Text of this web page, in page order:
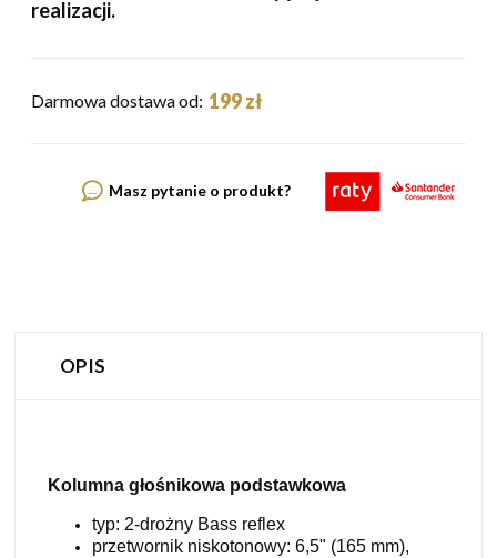
realizacji.
Darmowa dostawa od: 199 zł
Masz pytanie o produkt?
OPIS
Kolumna głośnikowa podstawkowa
typ: 2-drożny Bass reflex
przetwornik niskotonowy: 6,5" (165 mm),